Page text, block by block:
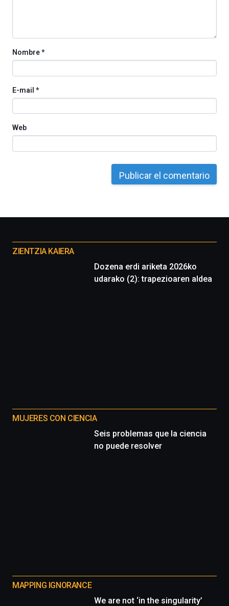
Nombre*
E-mail *
Web
proyectos
ZIENTZIA KAIERA
Dozena erdi ariketa 2026ko
udarako (2): trapezioaren aldea
MUJERES CON CIENCIA
Seis problemas que la ciencia
no puede resolver
MAPPING IGNORANCE
We are not ‘in the singularity’